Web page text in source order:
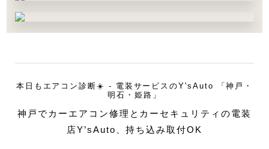
本日もエアコン診断☀️ - 電装サービスのY'sAuto 「神戸・
明石・姫路」
神戸でカーエアコン修理とカーセキュリティの電装
店Y’sAuto、持ち込み取付OK